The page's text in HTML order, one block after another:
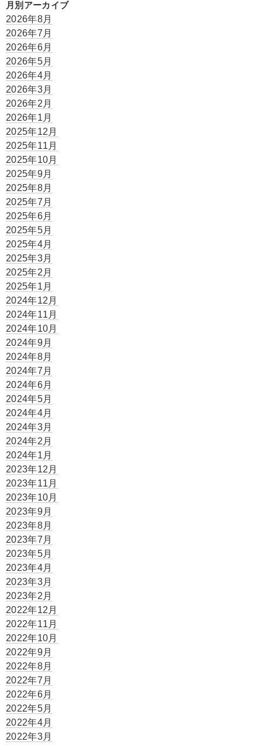
月別アーカイブ
2026年8月
2026年7月
2026年6月
2026年5月
2026年4月
2026年3月
2026年2月
2026年1月
2025年12月
2025年11月
2025年10月
2025年9月
2025年8月
2025年7月
2025年6月
2025年5月
2025年4月
2025年3月
2025年2月
2025年1月
2024年12月
2024年11月
2024年10月
2024年9月
2024年8月
2024年7月
2024年6月
2024年5月
2024年4月
2024年3月
2024年2月
2024年1月
2023年12月
2023年11月
2023年10月
2023年9月
2023年8月
2023年7月
2023年5月
2023年4月
2023年3月
2023年2月
2022年12月
2022年11月
2022年10月
2022年9月
2022年8月
2022年7月
2022年6月
2022年5月
2022年4月
2022年3月